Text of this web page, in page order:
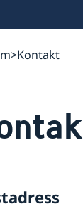
Kontakt